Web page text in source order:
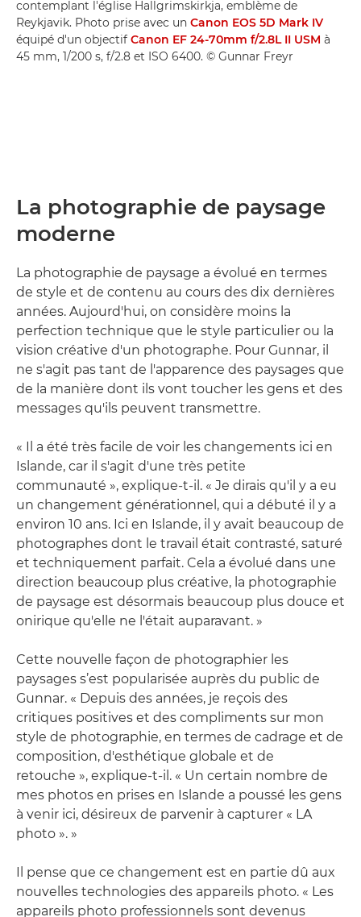
contemplant l'église Hallgrimskirkja, emblème de
Reykjavik. Photo prise avec un Canon EOS 5D Mark IV
équipé d'un objectif Canon EF 24-70mm f/2.8L II USM à
45 mm, 1/200 s, f/2.8 et ISO 6400. © Gunnar Freyr
La photographie de paysage
moderne
La photographie de paysage a évolué en termes
de style et de contenu au cours des dix dernières
années. Aujourd'hui, on considère moins la
perfection technique que le style particulier ou la
vision créative d'un photographe. Pour Gunnar, il
ne s'agit pas tant de l'apparence des paysages que
de la manière dont ils vont toucher les gens et des
messages qu'ils peuvent transmettre.
« Il a été très facile de voir les changements ici en
Islande, car il s'agit d'une très petite
communauté », explique-t-il. « Je dirais qu'il y a eu
un changement générationnel, qui a débuté il y a
environ 10 ans. Ici en Islande, il y avait beaucoup de
photographes dont le travail était contrasté, saturé
et techniquement parfait. Cela a évolué dans une
direction beaucoup plus créative, la photographie
de paysage est désormais beaucoup plus douce et
onirique qu'elle ne l'était auparavant. »
Cette nouvelle façon de photographier les
paysages s’est popularisée auprès du public de
Gunnar. « Depuis des années, je reçois des
critiques positives et des compliments sur mon
style de photographie, en termes de cadrage et de
composition, d'esthétique globale et de
retouche », explique-t-il. « Un certain nombre de
mes photos en prises en Islande a poussé les gens
à venir ici, désireux de parvenir à capturer « LA
photo ». »
Il pense que ce changement est en partie dû aux
nouvelles technologies des appareils photo. « Les
appareils photo professionnels sont devenus